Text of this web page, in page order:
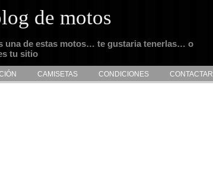
de motos
una de estas motos… te gustaria tenerlas… o
tu sitio
CAMISETAS CONDICIONES CONTACTAR